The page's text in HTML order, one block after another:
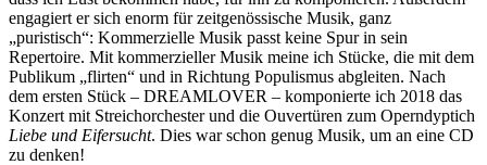
engagiert er sich enorm für zeitgenössische Musik, ganz
„puristisch“: Kommerzielle Musik passt keine Spur in sein
Repertoire. Mit kommerzieller Musik meine ich Stücke, die mit dem
Publikum „flirten“ und in Richtung Populismus abgleiten. Nach
dem ersten Stück – DREAMLOVER – komponierte ich 2018 das
Konzert mit Streichorchester und die Ouvertüren zum Operndyptich
Liebe und Eifersucht. Dies war schon genug Musik, um an eine CD
zu denken!